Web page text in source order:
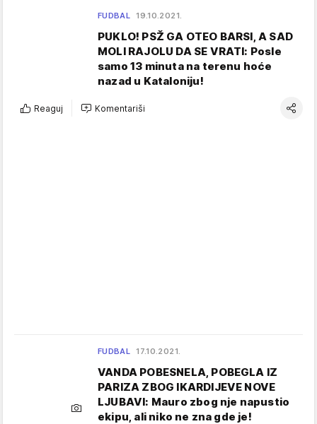
FUDBAL 19.10.2021.
PUKLO! PSŽ GA OTEO BARSI, A SAD
MOLI RAJOLU DA SE VRATI: Posle
samo 13 minuta na terenu hoće
nazad u Kataloniju!
Reaguj Komentariši
FUDBAL 17.10.2021.
VANDA POBESNELA, POBEGLA IZ
PARIZA ZBOG IKARDIJEVE NOVE
LJUBAVI: Mauro zbog nje napustio
ekipu, ali niko ne zna gde je!